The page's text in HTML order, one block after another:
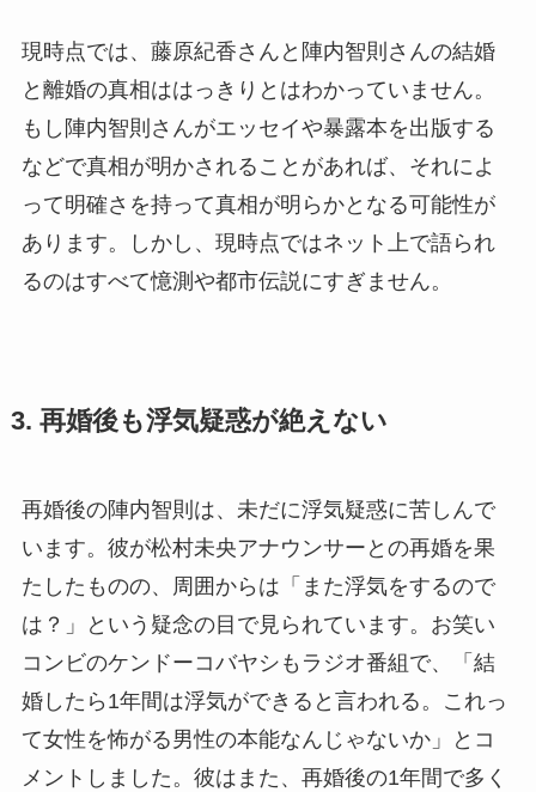
現時点では、藤原紀香さんと陣内智則さんの結婚
と離婚の真相ははっきりとはわかっていません。
もし陣内智則さんがエッセイや暴露本を出版する
などで真相が明かされることがあれば、それによ
って明確さを持って真相が明らかとなる可能性が
あります。しかし、現時点ではネット上で語られ
るのはすべて憶測や都市伝説にすぎません。
3. 再婚後も浮気疑惑が絶えない
再婚後の陣内智則は、未だに浮気疑惑に苦しんで
います。彼が松村未央アナウンサーとの再婚を果
たしたものの、周囲からは「また浮気をするので
は？」という疑念の目で見られています。お笑い
コンビのケンドーコバヤシもラジオ番組で、「結
婚したら1年間は浮気ができると言われる。これっ
て女性を怖がる男性の本能なんじゃないか」とコ
メントしました。彼はまた、再婚後の1年間で多く